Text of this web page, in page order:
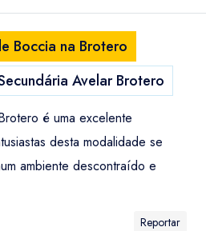
Boccia na Brotero
Avelar Brotero
é uma excelente
desta modalidade se
ambiente descontraído e
Reportar